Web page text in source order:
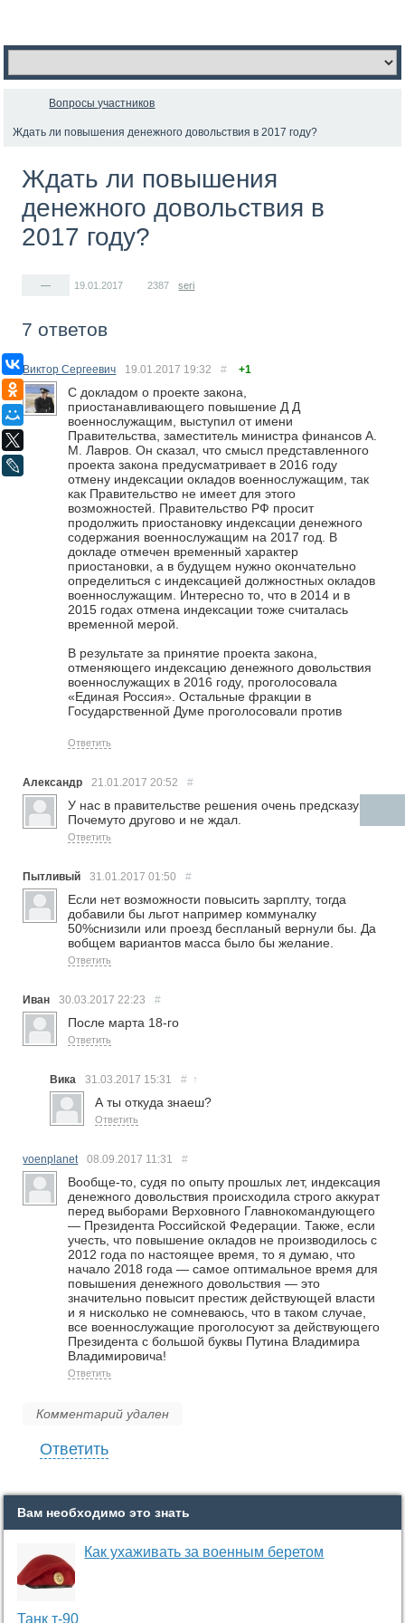
ВКонтакте
Одноклассники
Мой Мир
LiveJournal
Вопросы участников
Ждать ли повышения денежного довольствия в 2017 году?
Ждать ли повышения
денежного довольствия в
2017 году?
— 19.01.2017 2387 seri
7 ответов
Виктор Сергеевич 19.01.2017 19:32 # +1
С докладом о проекте закона,
приостанавливающего повышение Д Д
военнослужащим, выступил от имени
Правительства, заместитель министра финансов А.
М. Лавров. Он сказал, что смысл представленного
проекта закона предусматривает в 2016 году
отмену индексации окладов военнослужащим, так
как Правительство не имеет для этого
возможностей. Правительство РФ просит
продолжить приостановку индексации денежного
содержания военнослужащим на 2017 год. В
докладе отмечен временный характер
приостановки, а в будущем нужно окончательно
определиться с индексацией должностных окладов
военнослужащим. Интересно то, что в 2014 и в
2015 годах отмена индексации тоже считалась
временной мерой.
В результате за принятие проекта закона,
отменяющего индексацию денежного довольствия
военнослужащих в 2016 году, проголосовала
«Единая Россия». Остальные фракции в
Государственной Думе проголосовали против
Ответить
Александр 21.01.201720:52 #
У нас в правительстве решения очень предсказумы.
Почемуто другово и не ждал.
Ответить
Пытливый 31.01.201701:50 #
Если нет возможности повысить зарплту, тогда
добавили бы льгот например коммуналку
50%снизили или проезд беспланый вернули бы. Да
вобщем вариантов масса было бы желание.
Ответить
Иван 30.03.201722:23 #
После марта 18-го
Ответить
Вика 31.03.2017 15:31 # ↑
А ты откуда знаеш?
Ответить
voenplanet 08.09.2017 11:31 #
Вообще-то, судя по опыту прошлых лет, индексация
денежного довольствия происходила строго аккурат
перед выборами Верховного Главнокомандующего
— Президента Российской Федерации. Также, если
учесть, что повышение окладов не производилось с
2012 года по настоящее время, то я думаю, что
начало 2018 года — самое оптимальное время для
повышения денежного довольствия — это
значительно повысит престиж действующей власти
и я нисколько не сомневаюсь, что в таком случае,
все военнослужащие проголосуют за действующего
Президента с большой буквы Путина Владимира
Владимировича!
Ответить
Комментарий удален
Ответить
Вам необходимо это знать
Как ухаживать за военным беретом
Танк т-90